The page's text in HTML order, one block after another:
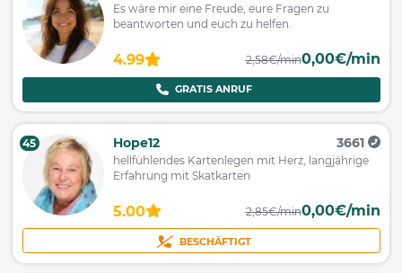
Es wäre mir eine Freude, eure Fragen zu
beantworten und euch zu helfen.
4.99 2,58€/min0,00€/min
GRATIS ANRUF
45 Hope12 3661
hellfühlendes Kartenlegen mit Herz, langjährige
Erfahrung mit Skatkarten
5.00 2,85€/min0,00€/min
BESCHÄFTIGT